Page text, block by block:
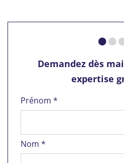
Demandez dès
expertise
Prénom *
Nom *